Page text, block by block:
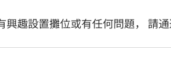
興趣設置攤位或有任何問題， 請